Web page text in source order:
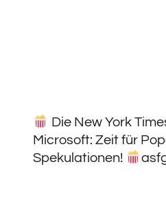
Die New York
Microsoft: Zeit für
Spekulationen!